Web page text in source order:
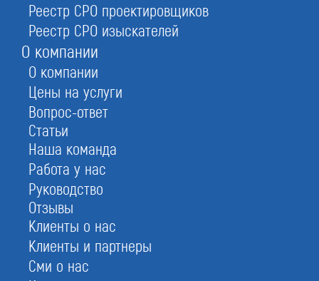
Реестр СРО проектировщиков
Реестр СРО изыскателей
О компании
О компании
Цены на услуги
Вопрос-ответ
Статьи
Наша команда
Работа у нас
Руководство
Отзывы
Клиенты о нас
Клиенты и партнеры
Сми о нас
Официально представляем крупнейшие
строительные партнерства. Бесплатно проведем
аудит ваших документов, проверим стаж
специалистов и их образование, задвоение в
нац.реестре и рассчитаем стоимость услуг. Закажите
допуск к работам по низкой цене, и мы окажем
помощь по его оформлению в любое время без
выходных. Сроки получения — от 24 часов